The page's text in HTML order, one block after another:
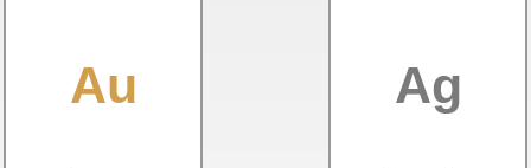
Au Ag